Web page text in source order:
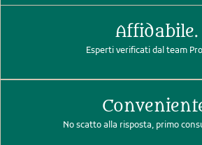
Affidabile.
Esperti verificati dal team
No scatto alla risposta, primo